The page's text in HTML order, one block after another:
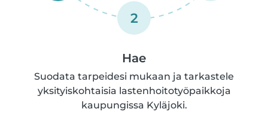
2
Hae
Suodata tarpeidesi mukaan ja tarkastele
yksityiskohtaisia lastenhoitotyöpaikkoja
kaupungissa Kyläjoki.